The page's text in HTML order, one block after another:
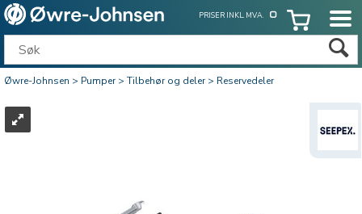
PRISER INKL. MVA.
Øwre-Johnsen>Pumper>Tilbehør og deler>Reservedeler